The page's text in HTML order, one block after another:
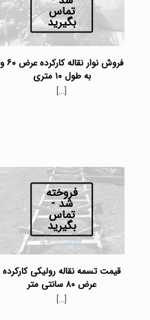
تماس
بگیرید
فروش نوار نقاله کارکرده عرض ۶۰ و
به طول ۱۰ متری
[…]
فروخته
شد -
تماس
بگیرید
قیمت تسمه نقاله رولیکی کارکرده
عرض ۸۰ سانتی متر
[…]